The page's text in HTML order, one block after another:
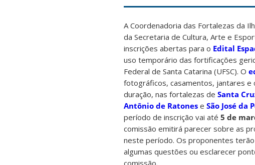
A Coordenadoria das Fortalezas da
da Secretaria de Cultura, Arte e
inscrições abertas para o Edital
uso temporário das fortificações
Federal de Santa Catarina (UFSC). O
fotográficos, casamentos, jantares
duração, nas fortalezas de Santa
Antônio de Ratones e São José da
período de inscrição vai até 5 de
comissão emitirá parecer sobre as
neste período. Os proponentes
algumas questões ou esclarecer